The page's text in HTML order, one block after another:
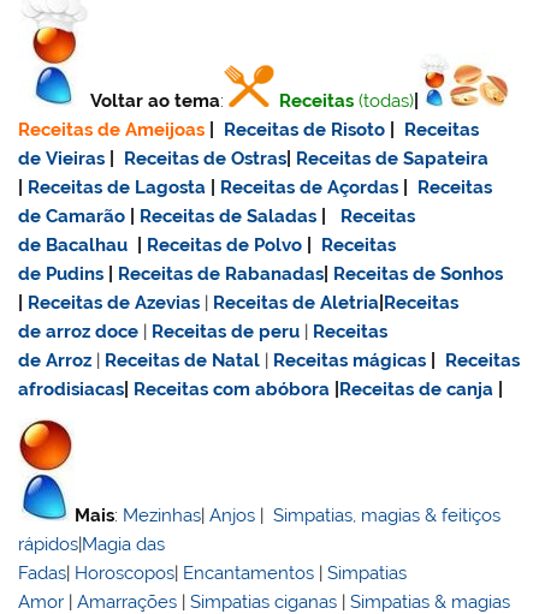
Voltar ao tema: Receitas (todas)
Receitas de Ameijoas
Receitas de Risoto
Receitas
de Vieiras
Receitas de Ostras
Receitas de Sapateira
Receitas de Lagosta Receitas de Açordas
Receitas
de Camarão
Receitas de Saladas
Receitas
de Bacalhau
Receitas de Polvo
Receitas
de Pudins
Receitas de Rabanadas
Receitas de Sonhos
Receitas de Azevias Receitas de Aletria Receitas
dearroz doce Receitas de peru
Receitas
de Arroz
Receitas de Natal Receitas mágicas
Receitas
afrodisiacas
Receitas com abóbora Receitas de canja
Mais: Mezinhas|Anjos |Simpatias, magias & feitiços
rápidos|Magia das
Fadas| Horoscopos| Encantamentos |Simpatias
Amor |Amarrações |Simpatias ciganas |Simpatias & magias